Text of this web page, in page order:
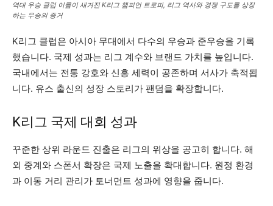
역대 우승 클럽 이름이 새겨진 K리그 챔피언 트로피, 리그 역사와 경쟁 구도를 상징
하는 우승의 증거
K리그 클럽은 아시아 무대에서 다수의 우승과 준우승을 기록
했습니다. 국제 성과는 리그 계수와 브랜드 가치를 높입니다.
국내에서는 전통 강호와 신흥 세력이 공존하며 서사가 축적됩
니다. 유스 출신의 성장 스토리가 팬덤을 확장합니다.
K리그 국제 대회 성과
꾸준한 상위 라운드 진출은 리그의 위상을 공고히 합니다. 해
외 중계와 스폰서 확장은 국제 노출을 확대합니다. 원정 환경
과 이동 거리 관리가 토너먼트 성과에 영향을 줍니다.